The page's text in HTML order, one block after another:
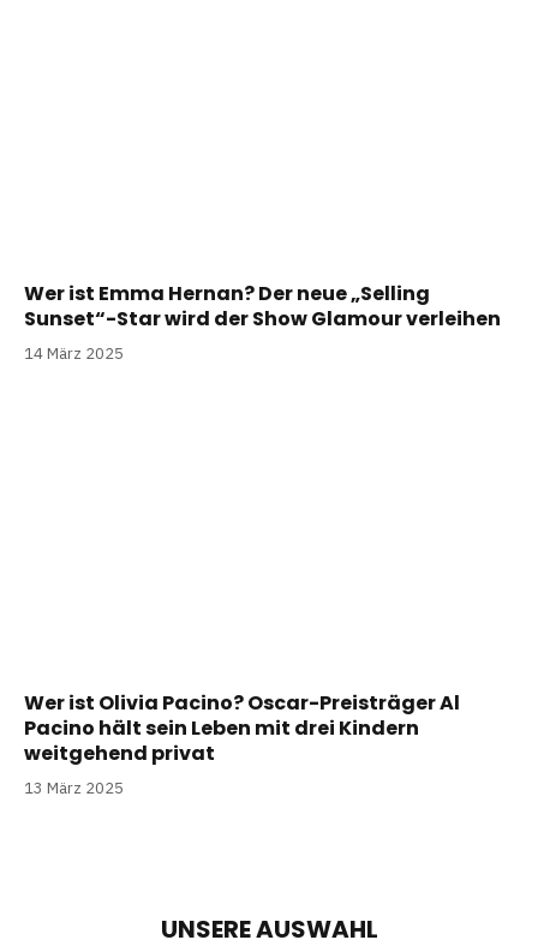
Wer ist Emma Hernan? Der neue „Selling
Sunset“-Star wird der Show Glamour verleihen
14 März 2025
Wer ist Olivia Pacino? Oscar-Preisträger Al
Pacino hält sein Leben mit drei Kindern
weitgehend privat
13 März 2025
UNSERE AUSWAHL